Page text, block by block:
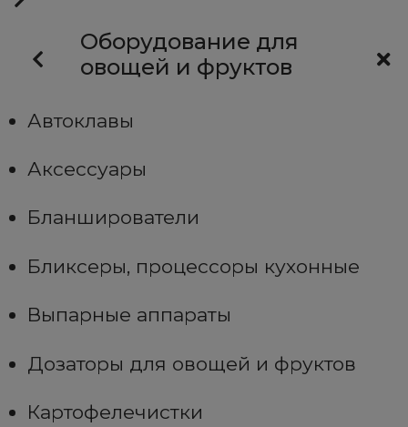
Оборудование для
овощей и фруктов
Автоклавы
Аксессуары
Бланширователи
Бликсеры, процессоры кухонные
Выпарные аппараты
Дозаторы для овощей и фруктов
Картофелечистки